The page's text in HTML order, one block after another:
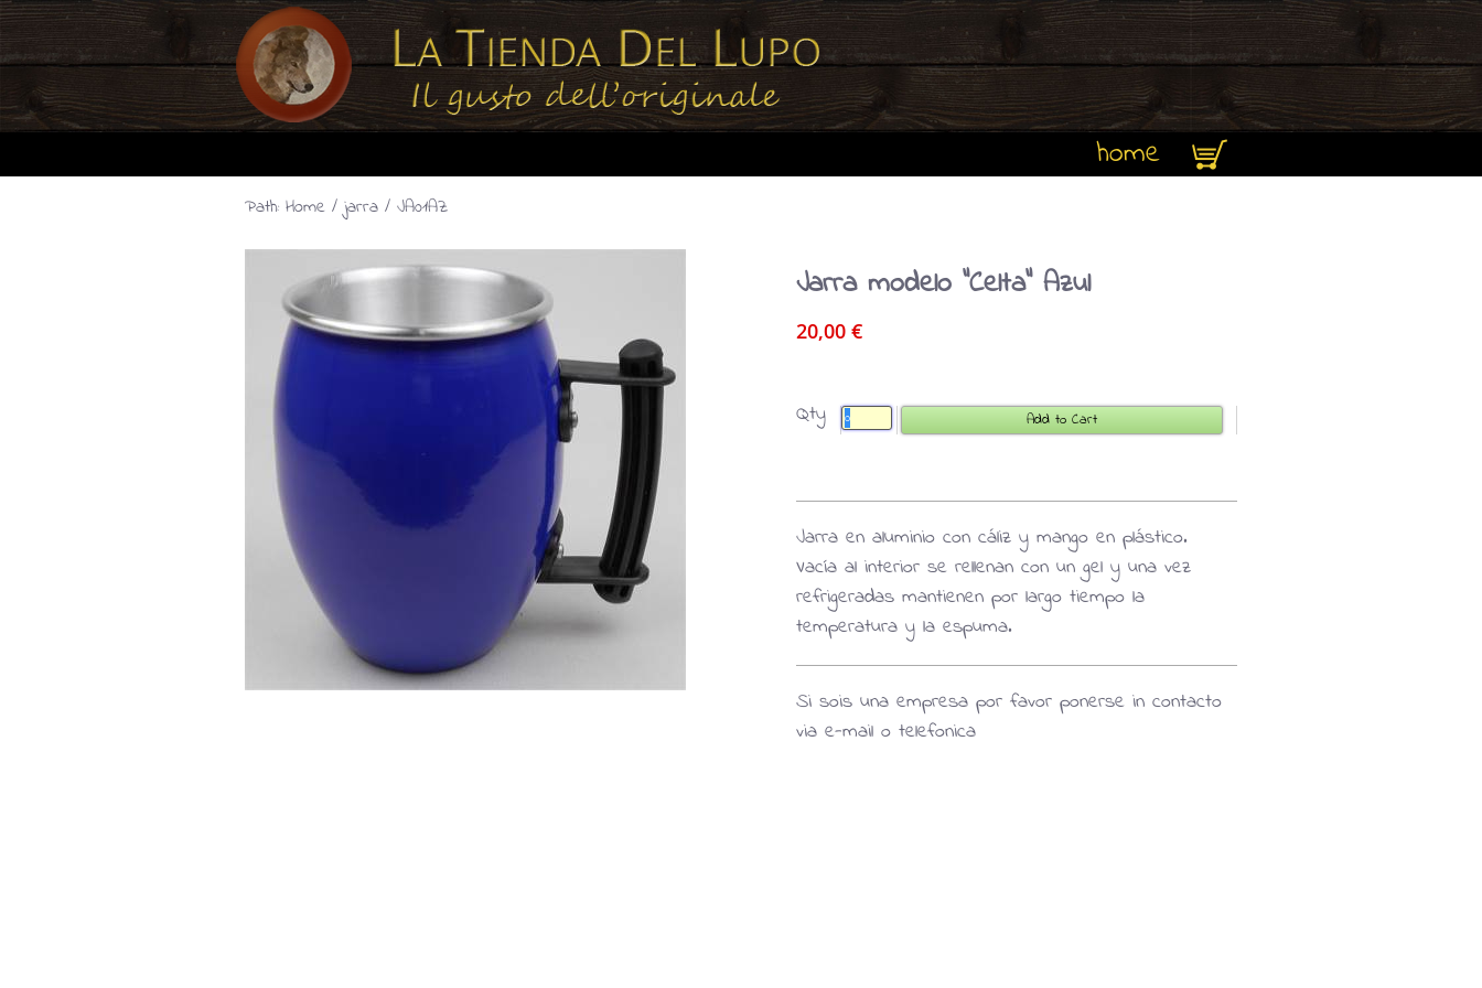
home
Path: Home /jarra / JA01AZ
Jarra modelo "Celta" Azul
20,00 €
Qty
Jarra en aluminio con cáliz y mango en plástico.
Vacía al interior se rellenan con un gel y una vez
refrigeradas mantienen por largo tiempo la
temperatura y la espuma.
Si sois una empresa por favor ponerse in contacto
via e-mail o telefonica